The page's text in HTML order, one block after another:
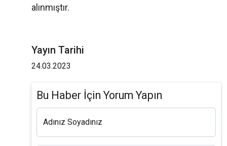
alınmıştır.
Yayın Tarihi
24.03.2023
Bu Haber İçin Yorum Yapın
Adınız Soyadınız